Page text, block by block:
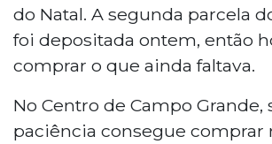
do Natal. A segunda parcela
foi depositada ontem, então
comprar o que ainda faltava.
No Centro de Campo
paciência consegue comprar